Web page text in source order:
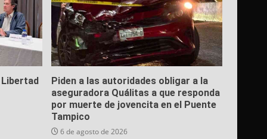
Piden a las autoridades obligar a la
aseguradora Quálitas a que responda
por muerte de jovencita en el Puente
Tampico
6 de agosto de 2026